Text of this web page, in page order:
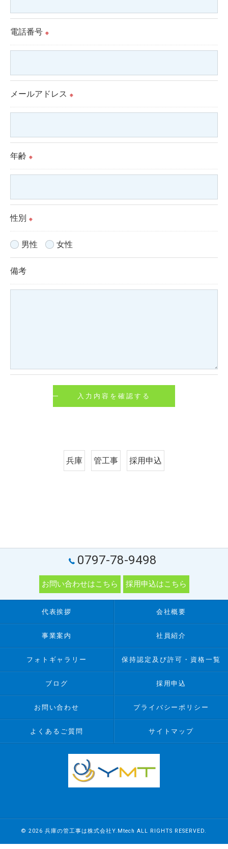
当社では、個人情報の漏洩等がなされないよう、適
切に安全管理対策を実施します。
必要な情報を頂けない場合は、それに対応した当社
のサービスをご提供できない場合がございますので
予めご了承ください。
＜個人情報の開示･訂正・削除･利用停止の手続につ
いて＞
当社では、お客様の個人情報の開示･訂正･削除・利
ご本人である事を確認のうえ、対応させて頂きま
す。
個人情報の開示･訂正･削除・利用停止の具体的手続
電話番号 ※
メールアドレス ※
年齢 ※
性別 ※
男性 女性
備考
兵庫 管工事 採用申込
0797-78-9498
お問い合わせはこちら 採用申込はこちら
代表挨拶 会社概要
事業案内 社員紹介
フォトギャラリー 保持認定及び許可・資格一覧
ブログ 採用申込
お問い合わせ プライバシーポリシー
よくあるご質問 サイトマップ
© 2026 兵庫の管工事は株式会社Y.Mtech ALL RIGHTS RESERVED.